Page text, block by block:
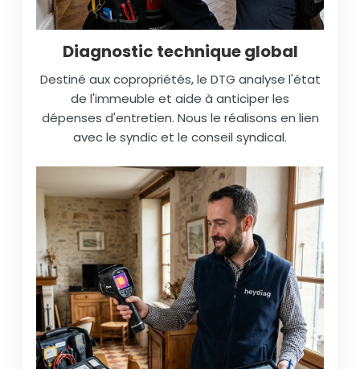
Diagnostic technique global
Destiné aux copropriétés, le DTG analyse l'état
de l'immeuble et aide à anticiper les
dépenses d'entretien. Nous le réalisons en lien
avec le syndic et le conseil syndical.